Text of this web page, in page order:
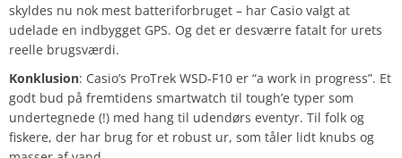
skyldes nu nok mest batteriforbruget – har Casio valgt at
udelade en indbygget GPS. Og det er desværre fatalt for urets
reelle brugsværdi.
Konklusion: Casio’s ProTrek WSD-F10 er “a work in progress”. Et
godt bud på fremtidens smartwatch til tough’e typer som
undertegnede (!) med hang til udendørs eventyr. Til folk og
fiskere, der har brug for et robust ur, som tåler lidt knubs og